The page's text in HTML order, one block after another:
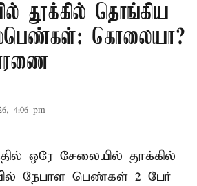
தூக்கில் தொங்கிய
கொலையா?
4:06 pm
ஒரே சேலையில் தூக்கில்
நேபாள பெண்கள் 2 பேர்